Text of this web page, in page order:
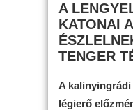
A
KATONAI
TENGER
A
légierő